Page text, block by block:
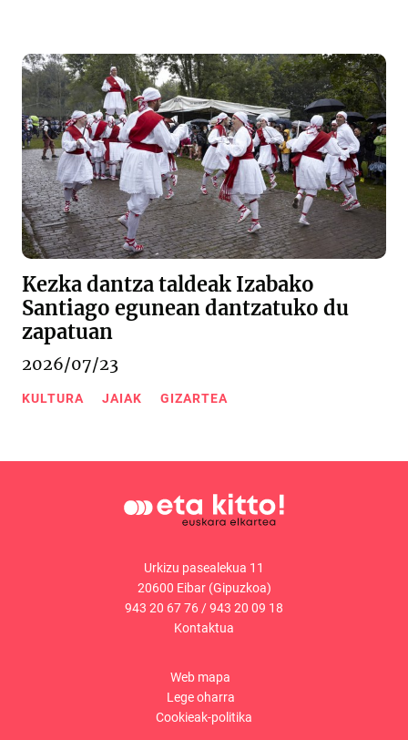
Kezka dantza taldeak Izabako
Santiago egunean dantzatuko du
zapatuan
2026/07/23
KULTURA JAIAK GIZARTEA
Urkizu pasealekua 11
20600 Eibar (Gipuzkoa)
943 20 67 76/943 20 09 18
Kontaktua
Web mapa
Lege oharra
Cookieak-politika